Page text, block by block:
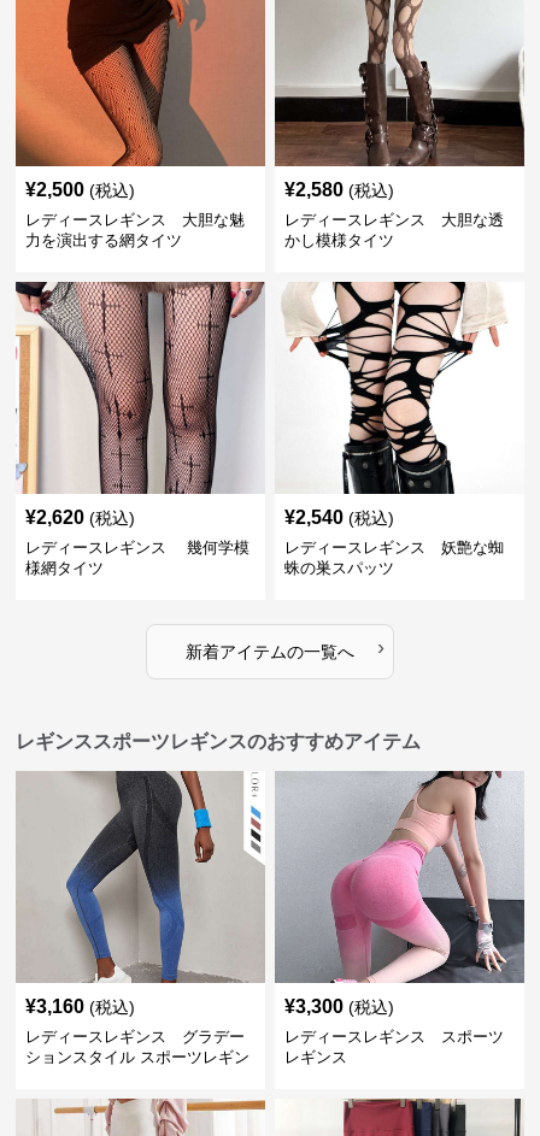
¥2,500 (税込)
レディースレギンス 大胆な魅
力を演出する網タイツ
¥2,580 (税込)
レディースレギンス 大胆な透
かし模様タイツ
¥2,620 (税込)
レディースレギンス 幾何学模
様網タイツ
¥2,540 (税込)
レディースレギンス 妖艶な蜘
蛛の巣スパッツ
新着アイテムの一覧へ ›
レギンススポーツレギンスのおすすめアイテム
¥3,160 (税込)
レディースレギンス グラデー
ションスタイル スポーツレギン
¥3,300 (税込)
レディースレギンス スポーツ
レギンス